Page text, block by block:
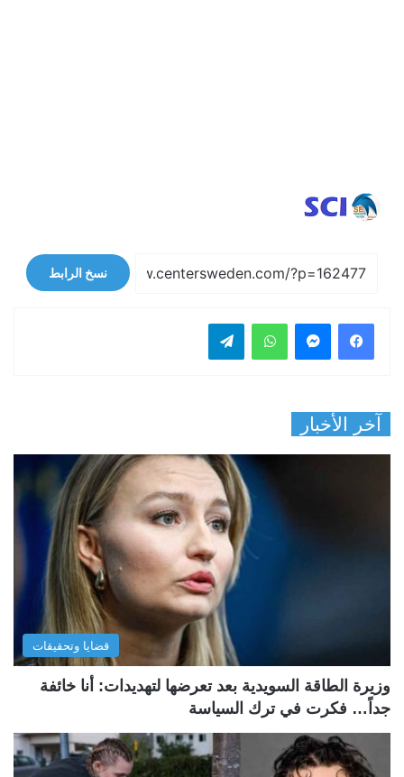
نسخ الرابط
فيسبوك واتساب
آخر الأخبار
قضايا وتحقيقات
وزيرة الطاقة السويدية بعد تعرضها لتهديدات: أنا خائفة
جداً… فكرت في ترك السياسة